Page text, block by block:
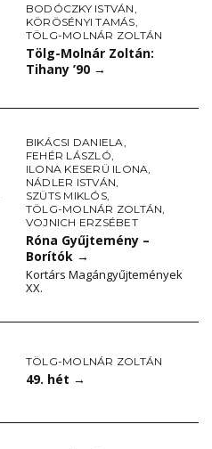
BODÓCZKY ISTVÁN,
KÖRÖSÉNYI TAMÁS,
TÖLG-MOLNÁR ZOLTÁN
Tölg-Molnár Zoltán:
Tihany ’90 →
BIKÁCSI DANIELA,
FEHÉR LÁSZLÓ,
ILONA KESERÜ ILONA,
NÁDLER ISTVÁN,
SZÜTS MIKLÓS,
TÖLG-MOLNÁR ZOLTÁN,
VOJNICH ERZSÉBET
Róna Gyűjtemény –
Borítók →
Kortárs Magángyűjtemények
XX.
TÖLG-MOLNÁR ZOLTÁN
49. hét →